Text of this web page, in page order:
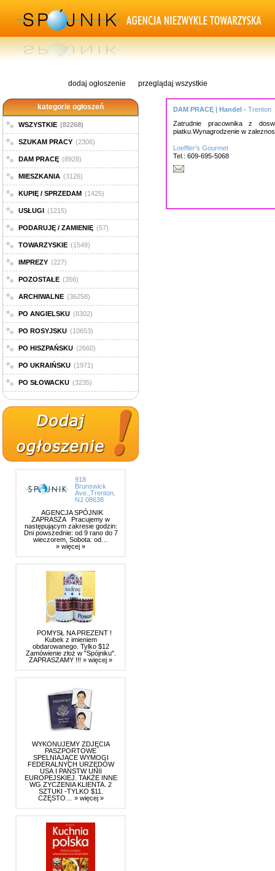
dodaj ogłoszenie przeglądaj wszystkie
kategorie ogłoszeń
WSZYSTKIE (82268)
SZUKAM PRACY (2306)
DAM PRACĘ (8928)
MIESZKANIA (3126)
KUPIĘ / SPRZEDAM (1425)
USŁUGI (1215)
PODARUJĘ / ZAMIENIĘ (57)
TOWARZYSKIE (1549)
IMPREZY (227)
POZOSTAŁE (356)
ARCHIWALNE (36258)
PO ANGIELSKU (8302)
PO ROSYJSKU (10653)
PO HISZPAŃSKU (2660)
PO UKRAIŃSKU (1971)
PO SŁOWACKU (3235)
918
Brunswick
Ave.,Trenton,
NJ 08638
AGENCJA SPÓJNIK
ZAPRASZA Pracujemy w
następującym zakresie godzin:
Dni powszednie: od 9 rano do 7
wieczorem, Sobota: od…
» więcej »
POMYSŁ NA PREZENT !
Kubek z imieniem
obdarowanego. Tylko $12
Zamówienie złoż w "Spójniku".
ZAPRASZAMY !!! » więcej »
WYKONUJEMY ZDJĘCIA
PASZPORTOWE
SPELNIAJĄCE WYMOGI
FEDERALNYCH URZĘDÓW
USA I PAŃSTW UNII
EUROPEJSKIEJ. TAKŻE INNE
WG ZYCZENIA KLIENTA. 2
SZTUKI -TYLKO $11.
CZĘSTO… » więcej »
DAM PRACĘ | Handel - Trenton
Zatrudnie pracownika z
piatku.Wynagrodzenie w
Loeffler's Gourmet
Tel.: 609-695-5068